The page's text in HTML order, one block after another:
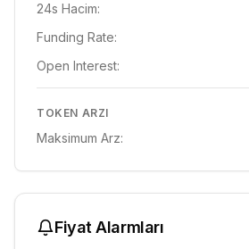
24s Hacim:
Funding Rate:
Open Interest:
TOKEN ARZI
Maksimum Arz:
Fiyat Alarmları